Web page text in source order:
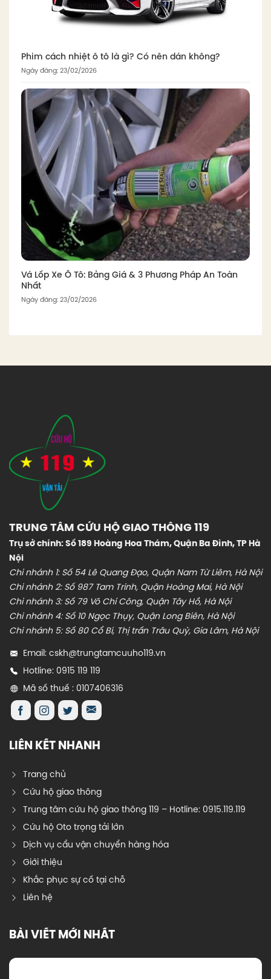
Phim cách nhiệt ô tô là gì? Có nên dán không?
Ngày đăng: 23/02/2026
Vá Lốp Xe Ô Tô: Bảng Giá & 3 Phương Pháp An Toàn
Nhất
Ngày đăng: 23/02/2026
TRUNG TÂM CỨU HỘ GIAO THÔNG 119
Trụ sở chính: Số 189 Hoàng Hoa Thám, Quận Ba Đình, TP Hà
Nội
Chi nhánh 1: Số 54 Lê Quang Đạo, Quận Nam Từ Liêm, Hà Nội
Chi nhánh 2: Số 987 Tam Trinh, Quận Hoàng Mai, Hà Nội
Chi nhánh 3: Số 79 Võ Chí Công, Quận Tây Hồ, Hà Nội
Chi nhánh 4: Số 10 Ngọc Thụy, Quận Long Biên, Hà Nội
Chi nhánh 5: Số 80 Cổ Bi, Thị trấn Trâu Quỳ, Gia Lâm, Hà Nội
Email: cskh@trungtamcuuho119.vn
Hotline: 0915 119 119
Mã số thuế : 0107406316
LIÊN KẾT NHANH
Trang chủ
Cứu hộ giao thông
Trung tâm cứu hộ giao thông 119 – Hotline: 0915.119.119
Cứu hộ Oto trọng tải lớn
Dịch vụ cẩu vận chuyển hàng hóa
Giới thiệu
Khắc phục sự cố tại chỗ
Liên hệ
BÀI VIẾT MỚI NHẤT